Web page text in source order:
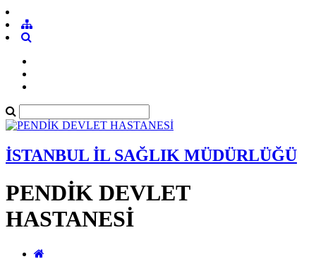
İSTANBUL İL SAĞLIK MÜDÜRLÜĞÜ
PENDİK DEVLET
HASTANESİ